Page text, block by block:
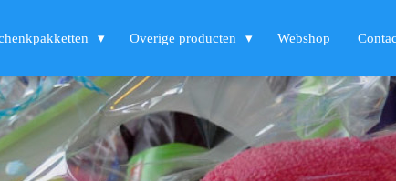
Overige producten Webshop